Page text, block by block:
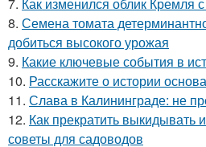
7. Как изменился облик Кремля
8. Семена томата
добиться высокого урожая
9. Какие ключевые события в
10. Расскажите о истории
11. Слава в Калининграде: не
12. Как прекратить выкидывать
советы для садоводов